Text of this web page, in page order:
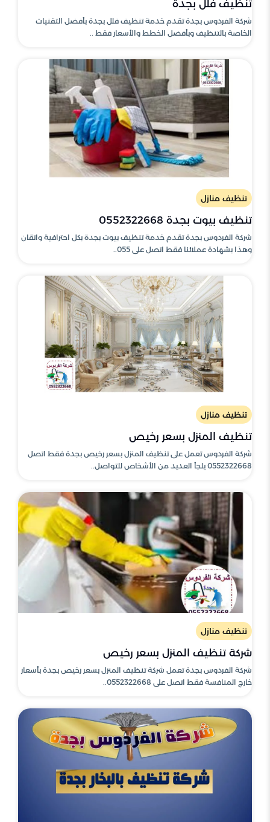
تنظيف فلل بجدة
شركة الفردوس بجدة تقدم خدمة تنظيف فلل بجدة بأفضل التقنيات
الخاصة بالتنظيف وبأفضل الخطط والأسعار فقط ..
تنظيف منازل
تنظيف بيوت بجدة 0552322668
شركة الفردوس بجدة تقدم خدمة تنظيف بيوت بجدة بكل احترافية واتقان
وهذا بشهادة عملائنا فقط اتصل على 055..
تنظيف منازل
تنظيف المنزل بسعر رخيص
شركة الفردوس تعمل على تنظيف المنزل بسعر رخيص بجدة فقط اتصل
0552322668 يلجأ العديد من الأشخاص للتواصل..
تنظيف منازل
شركة تنظيف المنزل بسعر رخيص
شركة الفردوس بجدة تعمل شركة تنظيف المنزل بسعر رخيص بجدة بأسعار
خارج المنافسة فقط اتصل على 0552322668..